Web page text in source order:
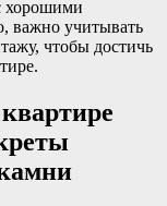
хорошими
важно учитывать
чтобы достичь